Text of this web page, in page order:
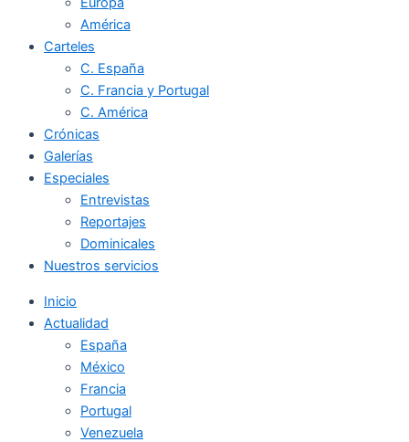
América
Carteles
C. España
C. Francia y Portugal
C. América
Crónicas
Galerías
Especiales
Entrevistas
Reportajes
Dominicales
Nuestros servicios
Inicio
Actualidad
España
México
Francia
Portugal
Venezuela